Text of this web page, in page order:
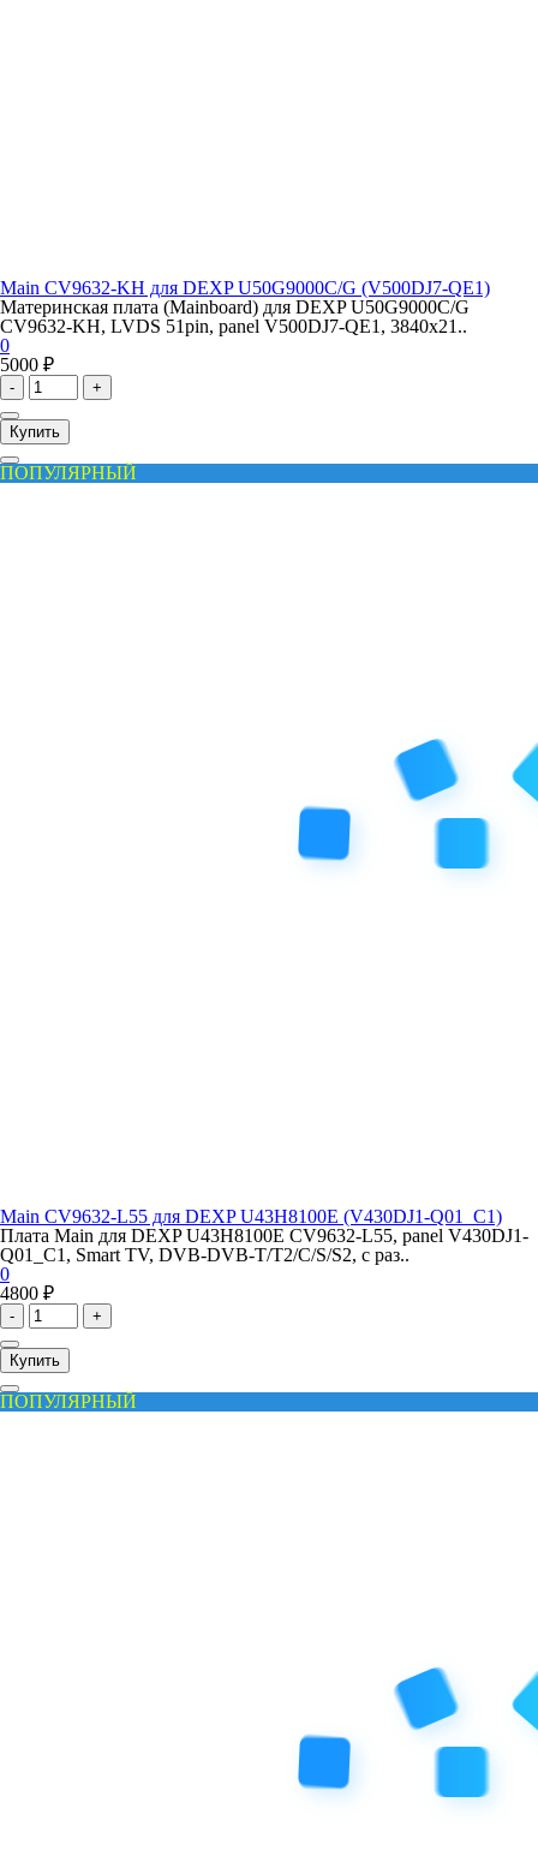
Main CV9632-KH для DEXP U50G9000C/G (V500DJ7-QE1)
Материнская плата (Mainboard) для DEXP U50G9000C/G
CV9632-KH, LVDS 51pin, panel V500DJ7-QE1, 3840x21..
0
5000 ₽
- +
Купить
ПОПУЛЯРНЫЙ
Main CV9632-L55 для DEXP U43H8100E (V430DJ1-Q01_C1)
Плата Main для DEXP U43H8100E CV9632-L55, panel V430DJ1-
Q01_C1, Smart TV, DVB-DVB-T/T2/C/S/S2, с раз..
0
4800 ₽
- +
Купить
ПОПУЛЯРНЫЙ